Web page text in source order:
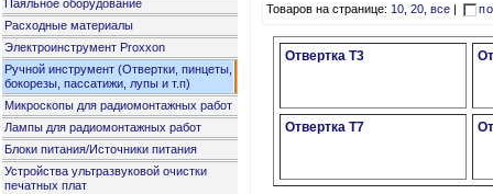
Паяльное оборудование
Расходные материалы
Электроинструмент Proxxon
Ручной инструмент (Отвертки, пинцеты,
бокорезы, пассатижи, лупы и т.п)
Микроскопы для радиомонтажных работ
Лампы для радиомонтажных работ
Блоки питания/Источники питания
Устройства ультразвуковой очистки
печатных плат
Товаров на странице:10,20,все
Отвертка T3
Отвертка T7